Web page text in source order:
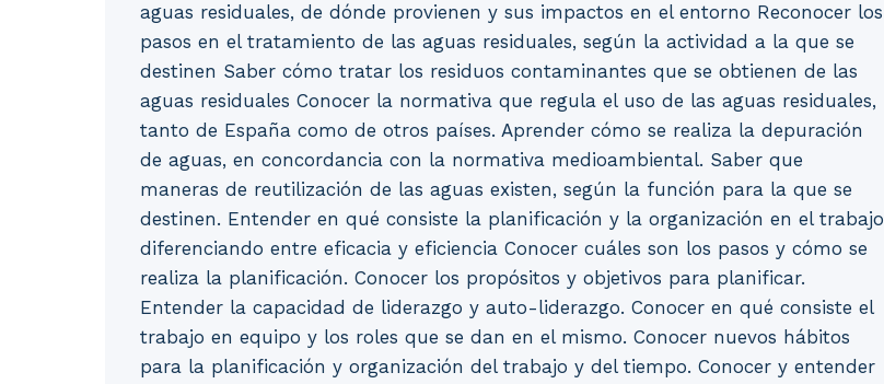
aguas residuales, de dónde provienen y sus impactos en el entorno Reconocer los
pasos en el tratamiento de las aguas residuales, según la actividad a la que se
destinen Saber cómo tratar los residuos contaminantes que se obtienen de las
aguas residuales Conocer la normativa que regula el uso de las aguas residuales,
tanto de España como de otros países. Aprender cómo se realiza la depuración
de aguas, en concordancia con la normativa medioambiental. Saber que
maneras de reutilización de las aguas existen, según la función para la que se
destinen. Entender en qué consiste la planificación y la organización en el trabajo
diferenciando entre eficacia y eficiencia Conocer cuáles son los pasos y cómo se
realiza la planificación. Conocer los propósitos y objetivos para planificar.
Entender la capacidad de liderazgo y auto-liderazgo. Conocer en qué consiste el
trabajo en equipo y los roles que se dan en el mismo. Conocer nuevos hábitos
para la planificación y organización del trabajo y del tiempo. Conocer y entender